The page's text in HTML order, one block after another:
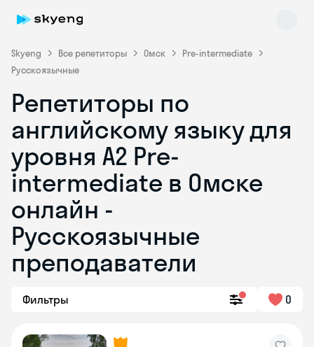
Skyeng Все репетиторы Омск
Pre-intermediate
Русскоязычные
Репетиторы по
английскому языку для
уровня A2 Pre-
intermediate в Омске
онлайн -
Русскоязычные
преподаватели
Фильтры 0
Skyeng Chat